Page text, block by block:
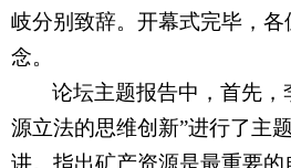
岐分别致辞。开幕式完毕，
念。
论坛主题报告中，首先，
源立法的思维创新”进行了主
讲。指出矿产资源是最重要